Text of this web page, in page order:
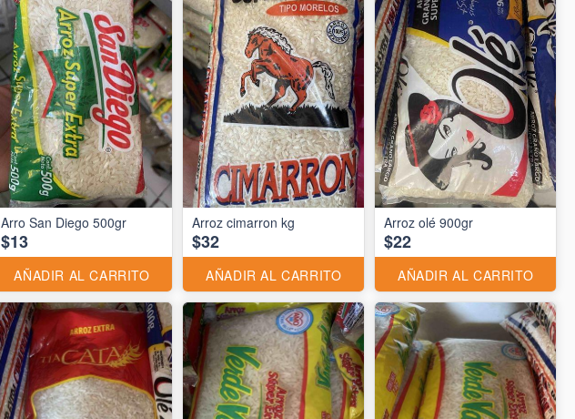
Arro San Diego 500gr
$13
AÑADIR AL CARRITO
Arroz cimarron kg
$32
AÑADIR AL CARRITO
Arroz olé 900gr
$22
AÑADIR AL CARRITO